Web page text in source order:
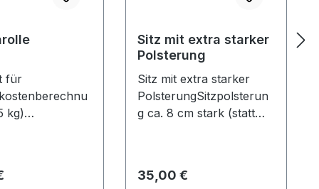
für
kg)
Preis:
Sitz mit extra starker
Polsterung
Sitz mit extra starker
PolsterungSitzpolsterun
g ca. 8 cm stark (statt
nachrüstbar!
Regulärer Preis:
35,00 €